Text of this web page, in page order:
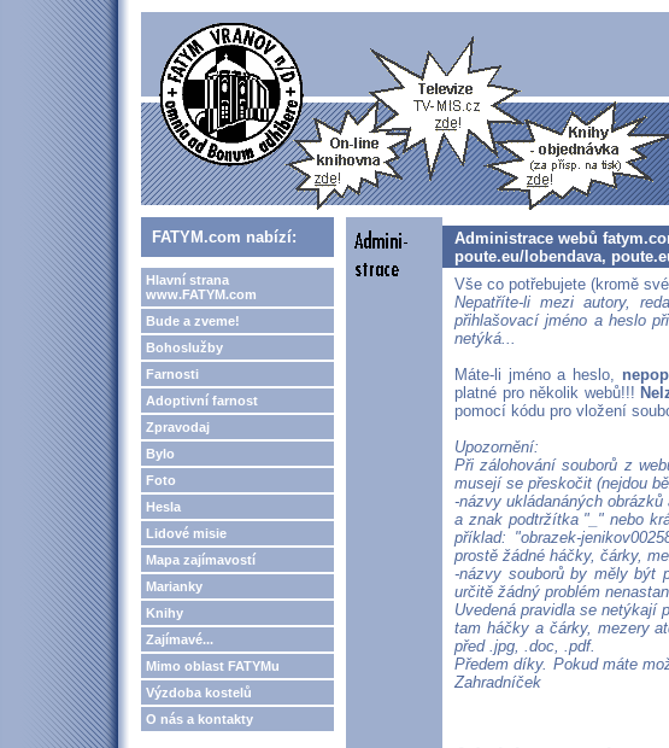
FATYM.com nabízí:
Hlavní strana
www.FATYM.com
Bude a zveme!
Bohoslužby
Farnosti
Adoptivní farnost
Zpravodaj
Bylo
Foto
Hesla
Lidové misie
Mapa zajímavostí
Marianky
Knihy
Zajímavé...
Mimo oblast FATYMu
Výzdoba kostelů
O nás a kontakty
Administrace webů
poute.eu/lobendava,
Vše co potřebujete (kromě
Nepatříte-li mezi autory,
přihlašovací jméno a heslo
netýká...
Máte-li jméno a heslo,
platné pro několik webů!!!
pomocí kódu pro vložení
Upozornění:
Při zálohování souborů z
musejí se přeskočit (nejdou
-názvy ukládanáných
a znak podtržítka "_" nebo
příklad: "obrazek-
prostě žádné háčky, čárky,
-názvy souborů by měly být
určitě žádný problém
Uvedená pravidla se netýkají
tam háčky a čárky, mezery
před .jpg, .doc, .pdf.
Předem díky. Pokud máte
Zahradníček